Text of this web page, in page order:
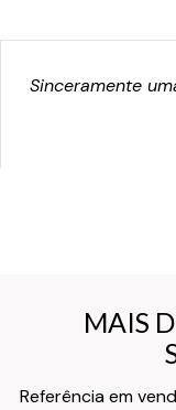
Sinceramente
MAIS
Referência em
MAIS
Texto do